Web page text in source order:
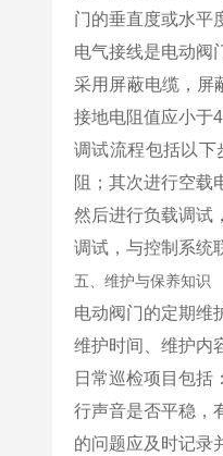
门的垂直度或水平
电气接线是电动阀
采用屏蔽电缆，屏
接地电阻值应小于
调试流程包括以下
阻；其次进行空载
然后进行负载调试
调试，与控制系统
五、维护与保养知识
电动阀门的定期维
维护时间、维护内
日常巡检项目包括
行声音是否平稳，
的问题应及时记录